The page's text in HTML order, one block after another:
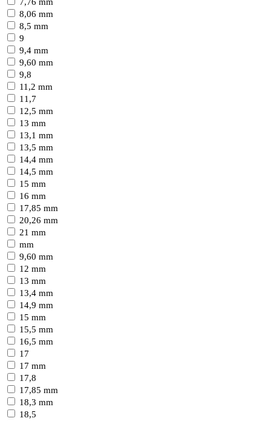
8,06 mm
8,5 mm
9
9,4 mm
9,60 mm
9,8
11,2 mm
11,7
12,5 mm
13 mm
13,1 mm
13,5 mm
14,4 mm
14,5 mm
15 mm
16 mm
17,85 mm
20,26 mm
21 mm
mm
9,60 mm
12 mm
13 mm
13,4 mm
14,9 mm
15 mm
15,5 mm
16,5 mm
17
17 mm
17,8
17,85 mm
18,3 mm
18,5